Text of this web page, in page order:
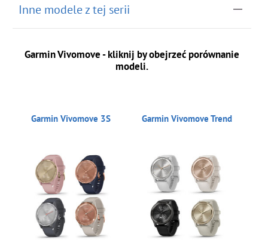
Inne modele z tej serii
Garmin Vivomove - kliknij by obejrzeć porównanie
modeli.
Garmin Vivomove 3S Garmin Vivomove Trend